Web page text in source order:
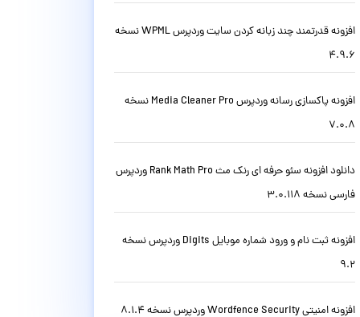
افزونه قدرتمند چند زبانه کردن سایت وردپرس WPML نسخه
4.9.6
افزونه پاکسازی رسانه وردپرس Media Cleaner Pro نسخه
7.0.8
دانلود افزونه سئو حرفه ای رنک مث Rank Math Pro وردپرس
فارسی نسخه 3.0.118
افزونه ثبت نام و ورود شماره موبایل Digits وردپرس نسخه
9.2
افزونه امنیتی Wordfence Security وردپرس نسخه 8.1.4